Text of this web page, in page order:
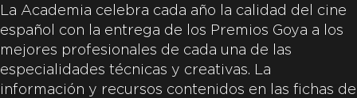
La Academia celebra cada año la calidad del cine
español con la entrega de los Premios Goya a los
mejores profesionales de cada una de las
especialidades técnicas y creativas. La
información y recursos contenidos en las fichas de